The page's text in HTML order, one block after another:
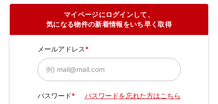
マイページにログインして、
気になる物件の新着情報をいち早く取得
メールアドレス
パスワード パスワードを忘れた方はこちら